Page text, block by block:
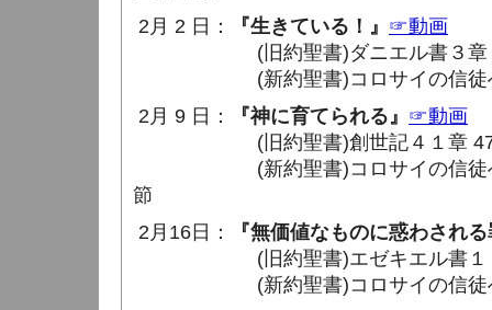
2月 2 日： 『生きている！』 ☞動画
(旧約聖書)ダニエル書３章
(新約聖書)コロサイの信徒への
2月 9 日：
『神に育てられる』 ☞動画
(旧約聖書)創世記４１章 47
(新約聖書)コロサイの信徒への
節
2月16日：
『無価値なものに惑わされ
(旧約聖書)エゼキエル書１３
(新約聖書)コロサイの信徒への